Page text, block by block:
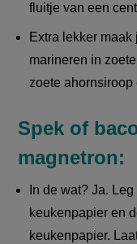
fluitje van een
Extra lekker
marineren in
zoete ahornsiroop
Spek of
magnetron:
In de wat? Ja.
keukenpapier en
keukenpapier.